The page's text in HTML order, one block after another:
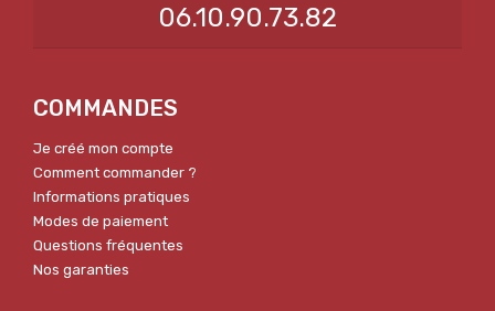
06.10.90.73.82
COMMANDES
Je créé mon compte
Comment commander ?
Informations pratiques
Modes de paiement
Questions fréquentes
Nos garanties